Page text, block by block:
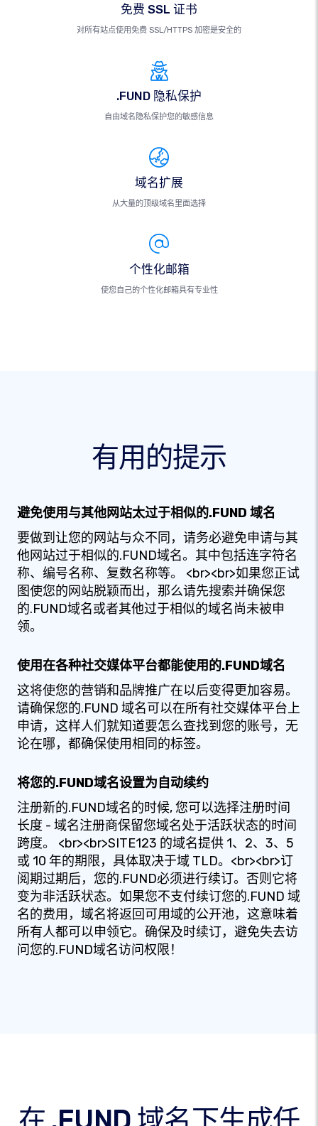
免费 SSL 证书
对所有站点使用免费 SSL/HTTPS 加密是安全的
.FUND 隐私保护
自由域名隐私保护您的敏感信息
域名扩展
从大量的顶级域名里面选择
个性化邮箱
使您自己的个性化邮箱具有专业性
有用的提示
避免使用与其他网站太过于相似的.FUND 域名
要做到让您的网站与众不同，请务必避免申请与其
他网站过于相似的.FUND域名。其中包括连字符名
称、编号名称、复数名称等。 <br><br>如果您正试
图使您的网站脱颖而出，那么请先搜索并确保您
的.FUND域名或者其他过于相似的域名尚未被申
领。
使用在各种社交媒体平台都能使用的.FUND域名
这将使您的营销和品牌推广在以后变得更加容易。
请确保您的.FUND 域名可以在所有社交媒体平台上
申请，这样人们就知道要怎么查找到您的账号，无
论在哪，都确保使用相同的标签。
将您的.FUND域名设置为自动续约
注册新的.FUND域名的时候, 您可以选择注册时间
长度 - 域名注册商保留您域名处于活跃状态的时间
跨度。 <br><br>SITE123 的域名提供 1、2、3、5
或 10 年的期限，具体取决于域 TLD。<br><br>订
阅期过期后，您的.FUND必须进行续订。否则它将
变为非活跃状态。如果您不支付续订您的.FUND 域
名的费用，域名将返回可用域的公开池，这意味着
所有人都可以申领它。确保及时续订，避免失去访
问您的.FUND域名访问权限！